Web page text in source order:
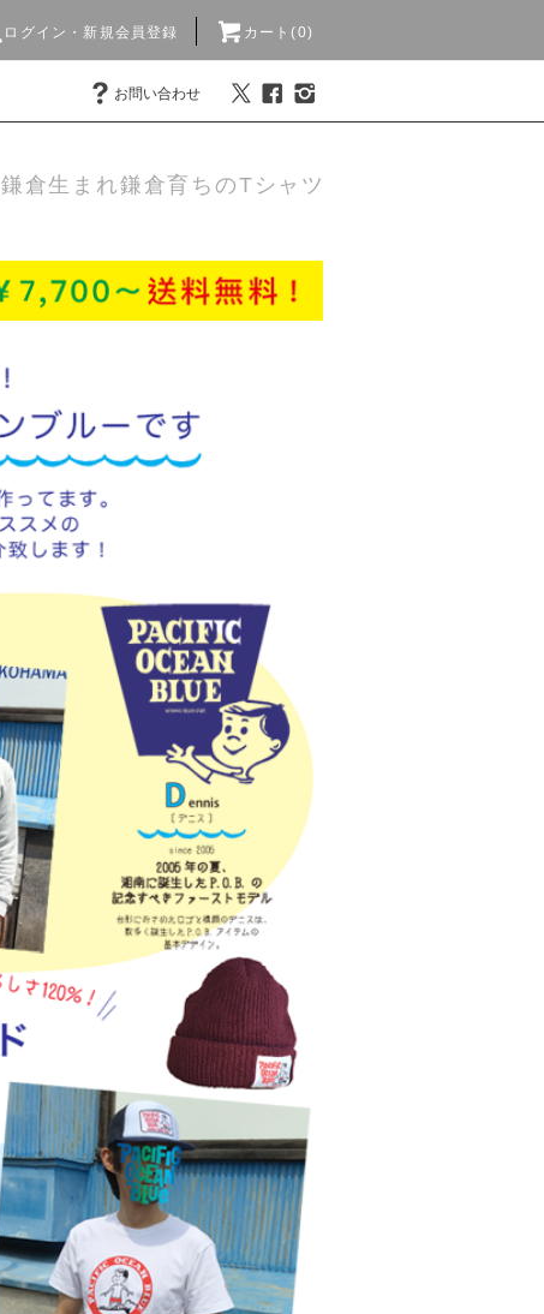
ログイン・新規会員登録 カート(0)
お問い合わせ
鎌倉生まれ鎌倉育ちのTシャツ